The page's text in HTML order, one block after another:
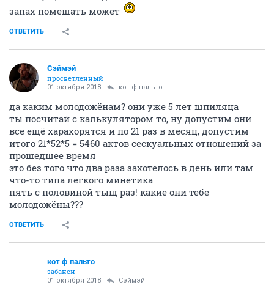
запах помешать может
ОТВЕТИТЬ
Сэймэй
просветлённый
01 октября 2018 кот ф пальто
да каким молодожёнам? они уже 5 лет шпиляца
ты посчитай с калькулятором то, ну допустим они
все ещё харахорятся и по 21 раз в месяц, допустим
итого 21*52*5 = 5460 актов сескуальных отношений за
прошедшее время
это без того что два раза захотелось в день или там
что-то типа легкого минетика
пять с половиной тыщ раз! какие они тебе
молодожёны???
ОТВЕТИТЬ
кот ф пальто
забанен
01 октября 2018 Сэймэй